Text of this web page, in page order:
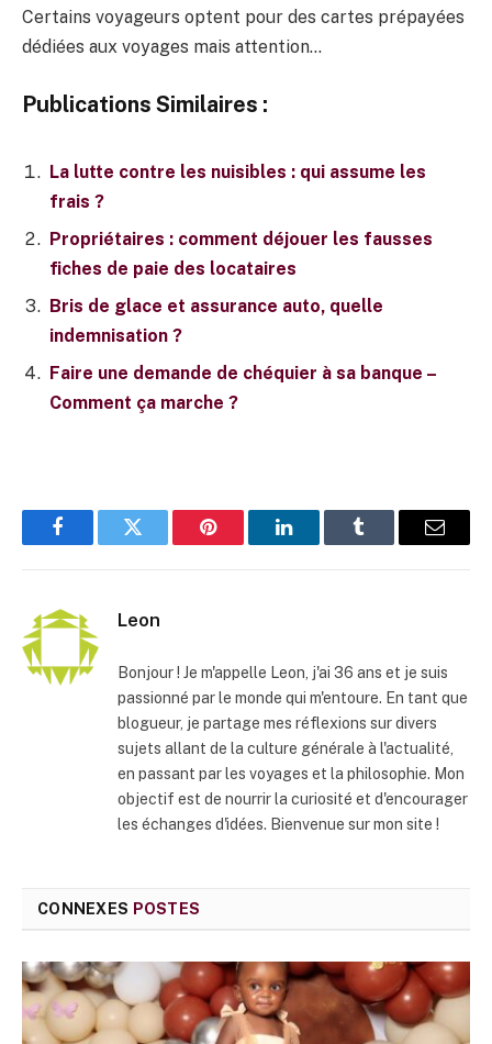
Certains voyageurs optent pour des cartes prépayées
dédiées aux voyages mais attention…
Publications Similaires :
La lutte contre les nuisibles : qui assume les
frais ?
Propriétaires : comment déjouer les fausses
fiches de paie des locataires
Bris de glace et assurance auto, quelle
indemnisation ?
Faire une demande de chéquier à sa banque –
Comment ça marche ?
FacebookTwitter Pinterest LinkedInTumblr
E-
Leon
Bonjour ! Je m'appelle Leon, j'ai 36 ans et je suis
passionné par le monde qui m'entoure. En tant que
blogueur, je partage mes réflexions sur divers
sujets allant de la culture générale à l'actualité,
en passant par les voyages et la philosophie. Mon
objectif est de nourrir la curiosité et d'encourager
les échanges d'idées. Bienvenue sur mon site !
CONNEXES POSTES